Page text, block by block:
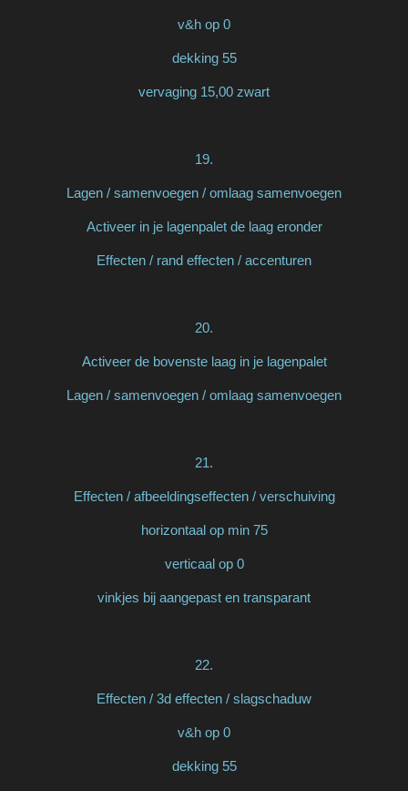
v&h op 0
dekking 55
vervaging 15,00 zwart
19.
Lagen / samenvoegen / omlaag samenvoegen
Activeer in je lagenpalet de laag eronder
Effecten / rand effecten / accenturen
20.
Activeer de bovenste laag in je lagenpalet
Lagen / samenvoegen / omlaag samenvoegen
21.
Effecten / afbeeldingseffecten / verschuiving
horizontaal op min 75
verticaal op 0
vinkjes bij aangepast en transparant
22.
Effecten / 3d effecten / slagschaduw
v&h op 0
dekking 55